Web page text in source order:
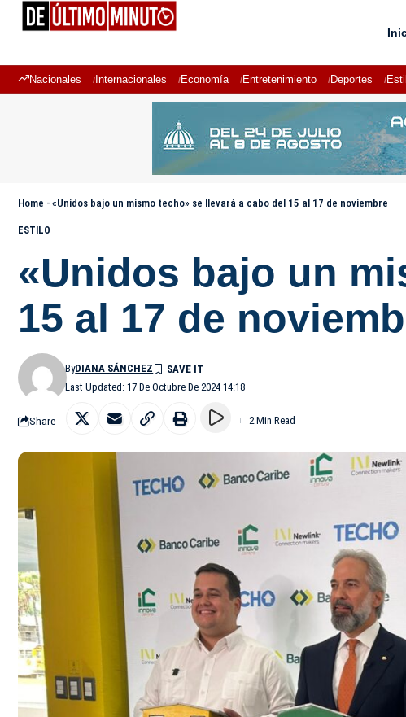
Nacionales Internacionales Economía Entretenimiento Deportes
Home - «Unidos bajo un mismo techo» se llevará a cabo del 15 al 17 de noviembre
ESTILO
«Unidos bajo un
15 al 17 de
Last Updated: 17 De Octubre De 2024 14:18
ByDIANA SÁNCHEZ
Share 2 Min Read